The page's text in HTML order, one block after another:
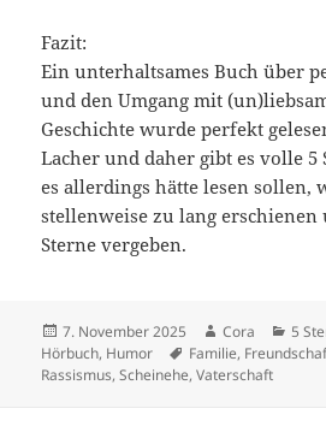
Fazit:
Ein unterhaltsames Buch über
und den Umgang mit
Geschichte wurde perfekt
Lacher und daher gibt es volle 5
es allerdings hätte lesen sollen,
stellenweise zu lang
Sterne vergeben.
Veröffentlicht
am
7. November 2025 Autor
Cora 5
Hörbuch, Humor Schlagwörter
Familie,
Rassismus,Scheinehe,Vaterschaft